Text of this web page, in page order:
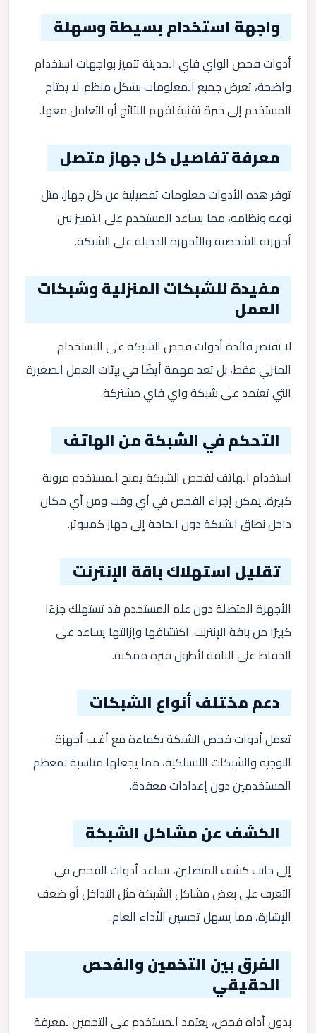
واجهة استخدام بسيطة وسهلة
أدوات فحص الواي فاي الحديثة تتميز بواجهات استخدام
واضحة، تعرض جميع المعلومات بشكل منظم. لا يحتاج
المستخدم إلى خبرة تقنية لفهم النتائج أو التعامل معها.
معرفة تفاصيل كل جهاز متصل
توفر هذه الأدوات معلومات تفصيلية عن كل جهاز، مثل
نوعه ونظامه، مما يساعد المستخدم على التمييز بين
أجهزته الشخصية والأجهزة الدخيلة على الشبكة.
مفيدة للشبكات المنزلية وشبكات
العمل
لا تقتصر فائدة أدوات فحص الشبكة على الاستخدام
المنزلي فقط، بل تعد مهمة أيضًا في بيئات العمل الصغيرة
التي تعتمد على شبكة واي فاي مشتركة.
التحكم في الشبكة من الهاتف
استخدام الهاتف لفحص الشبكة يمنح المستخدم مرونة
كبيرة. يمكن إجراء الفحص في أي وقت ومن أي مكان
داخل نطاق الشبكة دون الحاجة إلى جهاز كمبيوتر.
تقليل استهلاك باقة الإنترنت
الأجهزة المتصلة دون علم المستخدم قد تستهلك جزءًا
كبيرًا من باقة الإنترنت. اكتشافها وإزالتها يساعد على
الحفاظ على الباقة لأطول فترة ممكنة.
دعم مختلف أنواع الشبكات
تعمل أدوات فحص الشبكة بكفاءة مع أغلب أجهزة
التوجيه والشبكات اللاسلكية، مما يجعلها مناسبة لمعظم
المستخدمين دون إعدادات معقدة.
الكشف عن مشاكل الشبكة
إلى جانب كشف المتصلين، تساعد أدوات الفحص في
التعرف على بعض مشاكل الشبكة مثل التداخل أو ضعف
الإشارة، مما يسهل تحسين الأداء العام.
الفرق بين التخمين والفحص
الحقيقي
بدون أداة فحص، يعتمد المستخدم على التخمين لمعرفة